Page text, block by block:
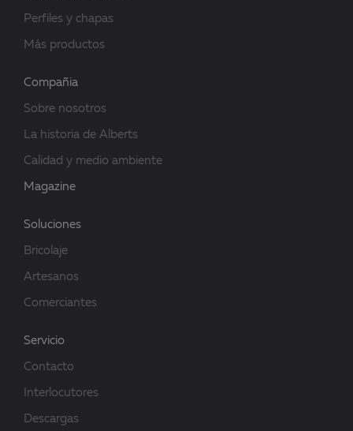
Perfiles y chapas
Más productos
Compañia
Sobre nosotros
La historia de Alberts
Calidad y medio ambiente
Magazine
Soluciones
Bricolaje
Artesanos
Comerciantes
Servicio
Contacto
Interlocutores
Descargas